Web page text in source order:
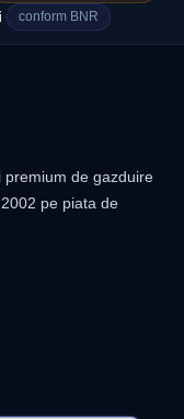
conform BNR
premium de gazduire
pe piata de